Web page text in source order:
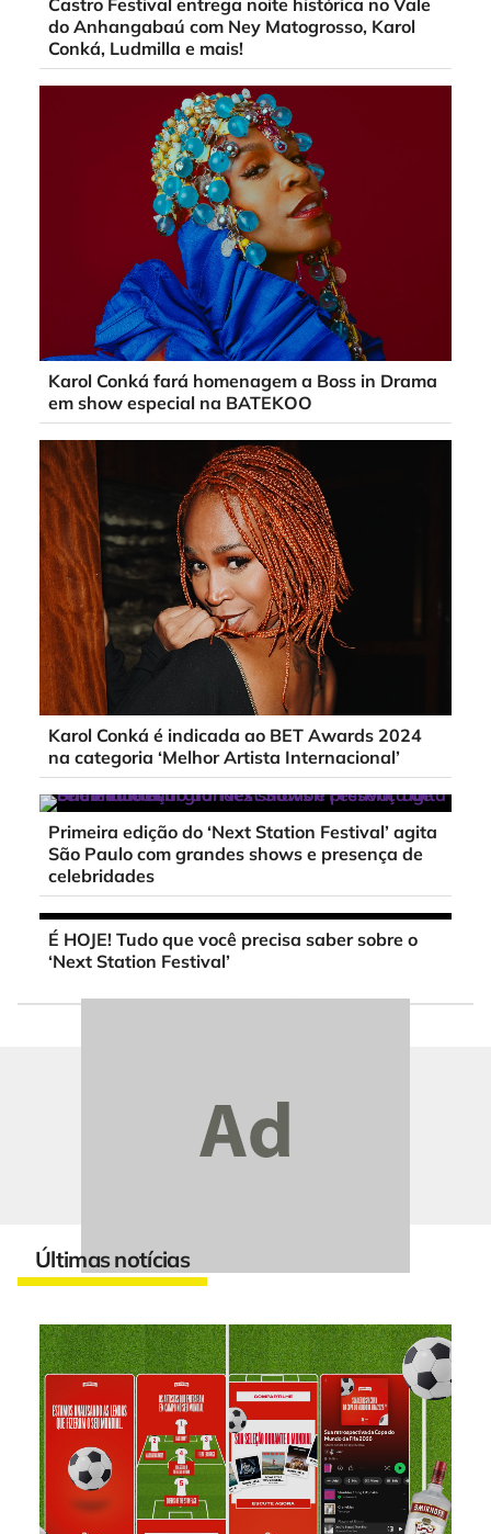
do Anhangabaú com Ney Matogrosso, Karol
Conká, Ludmilla e mais!
Karol Conká fará homenagem a Boss in Drama
em show especial na BATEKOO
Karol Conká é indicada ao BET Awards 2024
na categoria ‘Melhor Artista Internacional’
Primeira edição do ‘Next Station Festival’ agita
São Paulo com grandes shows e presença de
celebridades
É HOJE! Tudo que você precisa saber sobre o
‘Next Station Festival’
Últimas notícias